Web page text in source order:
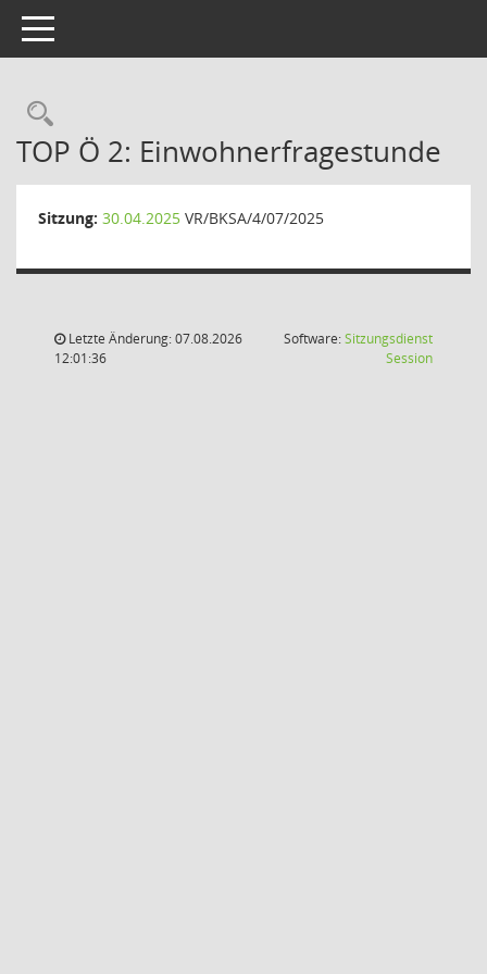
Toggle navigation
Rechercheauswahl
TOP Ö 2: Einwohnerfragestunde
Sitzung: 30.04.2025 VR/BKSA/4/07/2025
Letzte Änderung: 07.08.2026
12:01:36
Software:Sitzungsdienst
Session(Wird in